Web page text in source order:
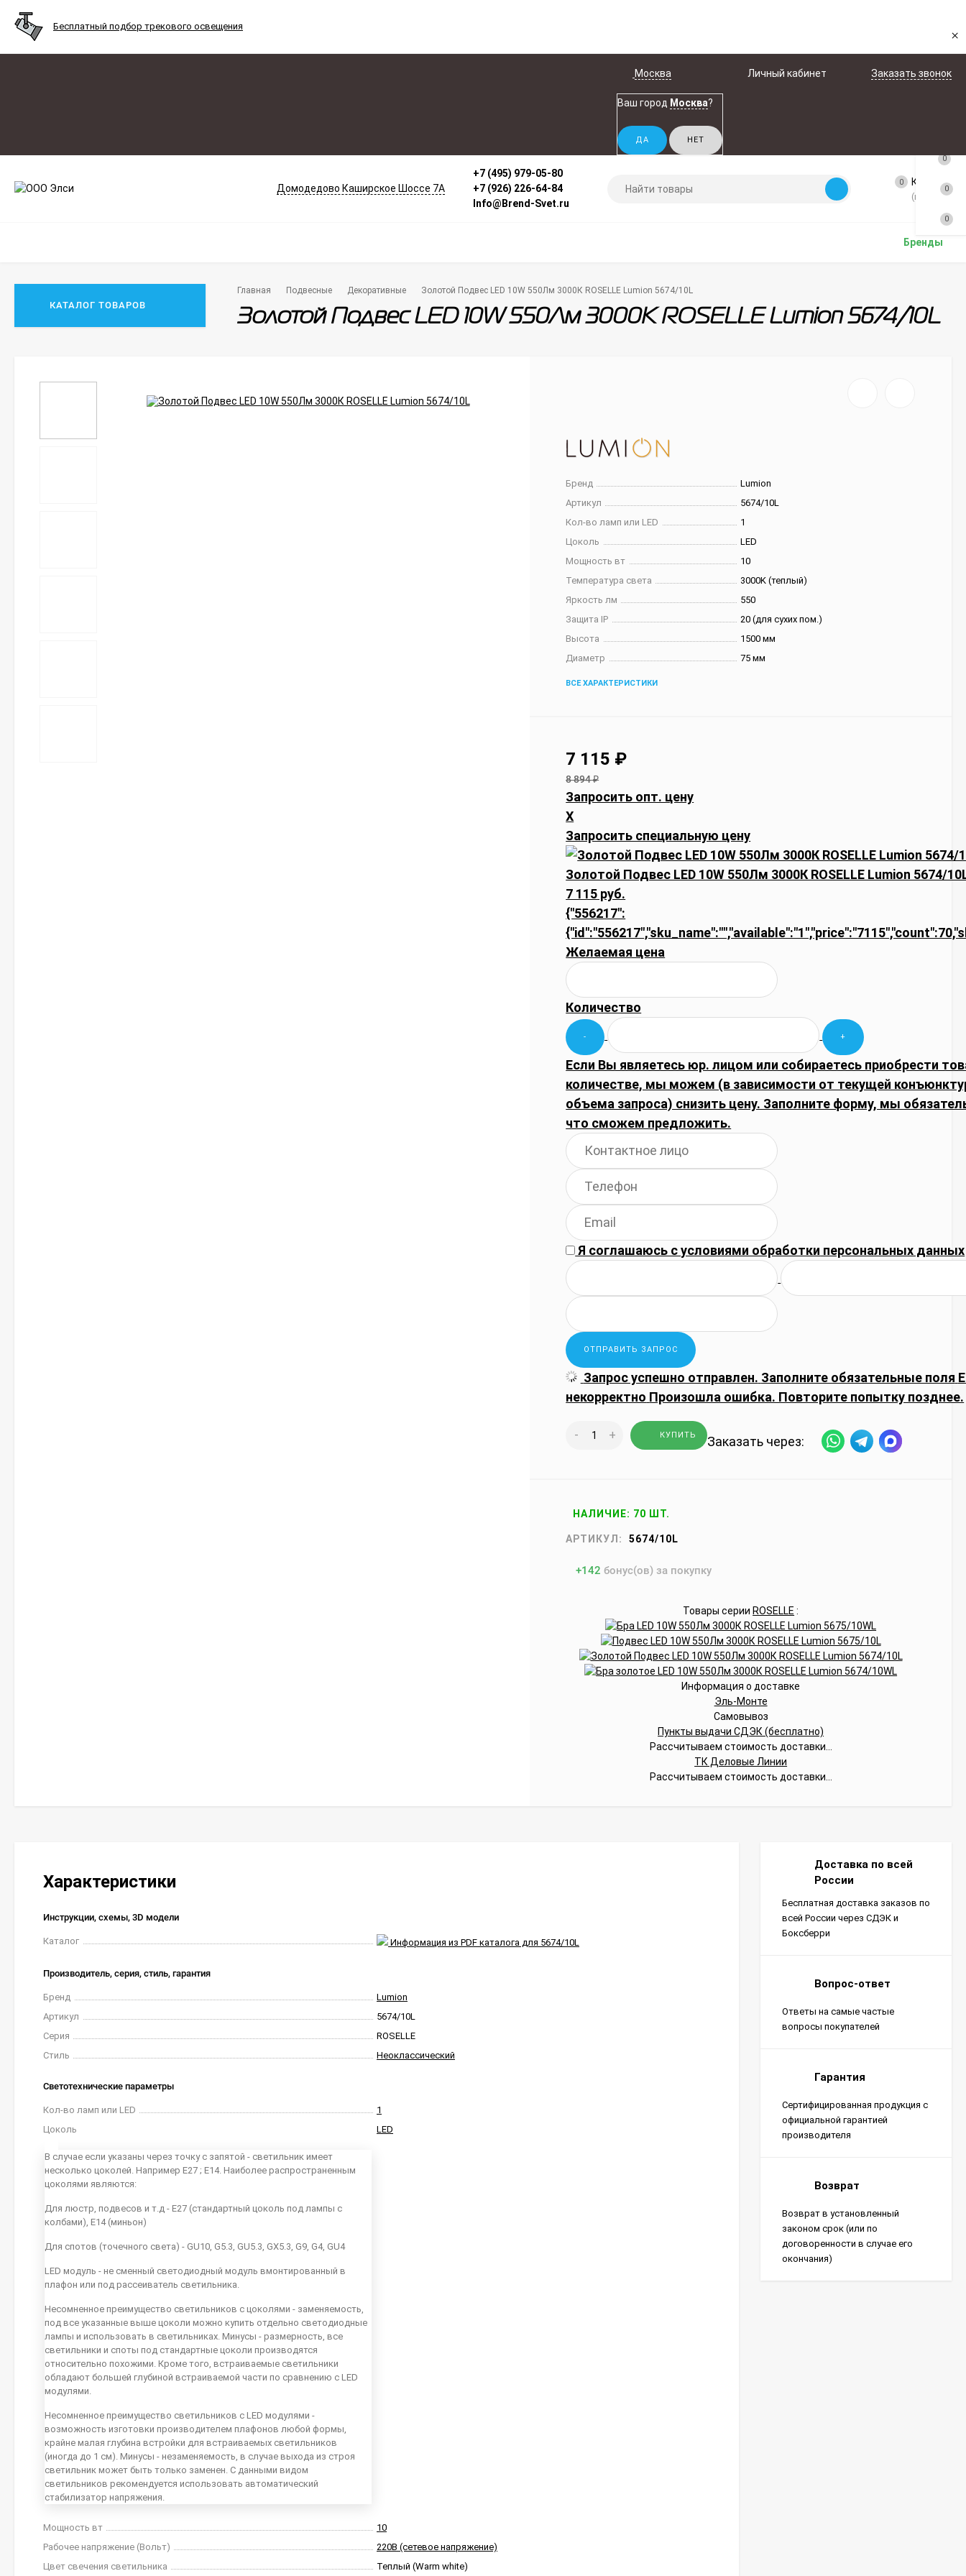
Бесплатный подбор трекового освещения
×
Москва
Ваш город Москва?
Личный кабинет Заказать звонок
Домодедово Каширское Шоссе 7А
+7 (495) 979-05-80
+7 (926) 226-64-84
Info@Brend-Svet.ru
0 Корзина
(пусто)
Бренды
КАТАЛОГ ТОВАРОВ
Главная Подвесные Декоративные Золотой Подвес LED 10W 550Лм 3000К ROSELLE Lumion 5674/10L
Золотой Подвес LED 10W 550Лм 3000К ROSELLE Lumion 5674/10L
Бренд
Lumion
Артикул
5674/10L
Кол-во ламп или LED
1
Цоколь
LED
Мощность вт
10
Температура света
3000K (теплый)
Яркость лм
550
Защита IP
20 (для сухих пом.)
Высота
1500 мм
Диаметр
75 мм
ВСЕ ХАРАКТЕРИСТИКИ
7 115 ₽
8 894₽
Запросить опт. цену
X
Запросить специальную цену
Золотой Подвес LED 10W 550Лм 3000К ROSELLE Lumion 5674/
7 115 руб.
{"556217":
Желаемая цена
Количество
Если Вы являетесь юр. лицом или собираетесь приобрести
количестве, мы можем (в зависимости от текущей
объема запроса) снизить цену. Заполните форму, мы
что сможем предложить.
Я соглашаюсь сусловиями обработки персональных данных
Запрос успешно отправлен. Заполните обязательные поля
некорректно Произошла ошибка. Повторите попытку позднее.
- + КУПИТЬ Заказать через:
НАЛИЧИЕ: 70 ШТ.
АРТИКУЛ: 5674/10L
+142 бонус(ов) за покупку
Товары серии ROSELLE :
Информация о доставке
Эль-Монте
Самовывоз
Пункты выдачи СДЭК (бесплатно)
Рассчитываем стоимость доставки...
ТК Деловые Линии
Рассчитываем стоимость доставки...
Характеристики
Инструкции, схемы, 3D модели
Каталог Информация из PDF каталога для 5674/10L
Производитель, серия, стиль, гарантия
Бренд
Lumion
Артикул
5674/10L
Серия
ROSELLE
Стиль
Неоклассический
Светотехнические параметры
Кол-во ламп или LED
1
Цоколь
В случае если указаны через точку с запятой - светильник имеет
несколько цоколей. Например E27 ; E14. Наиболее распространенным
цоколями являются:
Для люстр, подвесов и т.д - E27 (стандартный цоколь под лампы с
колбами), E14 (миньон)
Для спотов (точечного света) - GU10, G5.3, GU5.3, GX5.3, G9, G4, GU4
LED модуль - не сменный светодиодный модуль вмонтированный в
плафон или под рассеиватель светильника.
Несомненное преимущество светильников с цоколями - заменяемость,
под все указанные выше цоколи можно купить отдельно светодиодные
лампы и использовать в светильниках. Минусы - размерность, все
светильники и споты под стандартные цоколи производятся
относительно похожими. Кроме того, встраиваемые светильники
обладают большей глубиной встраиваемой части по сравнению с LED
модулями.
Несомненное преимущество светильников с LED модулями -
возможность изготовки производителем плафонов любой формы,
крайне малая глубина встройки для встраиваемых светильников
(иногда до 1 см). Минусы - незаменяемость, в случае выхода из строя
светильник может быть только заменен. С данными видом
светильников рекомендуется использовать автоматический
стабилизатор напряжения.
LED
Мощность вт
10
Рабочее напряжение (Вольт)
220В (сетевое напряжение)
Цвет свечения светильника
Теплый (Warm white)
Доставка по всей
России
Бесплатная доставка заказов по
всей России через СДЭК и
Боксберри
Вопрос-ответ
Ответы на самые частые
вопросы покупателей
Гарантия
Сертифицированная продукция с
официальной гарантией
производителя
Возврат
Возврат в установленный
законом срок (или по
договоренности в случае его
окончания)
0
0
0